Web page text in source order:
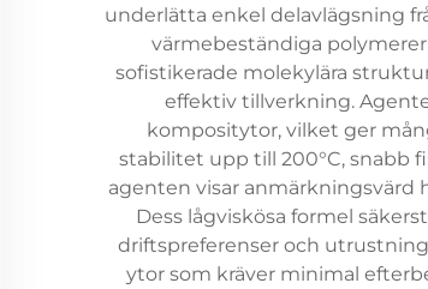
underlätta enkel delavlägsning
värmebeständiga
sofistikerade molekylära
effektiv tillverkning.
kompositytor, vilket ger
stabilitet upp till 200°C, snabb
agenten visar anmärkningsvärd
Dess lågviskösa formel
driftspreferenser och
ytor som kräver minimal